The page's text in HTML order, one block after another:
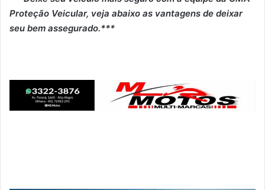
Proteção Veicular, veja abaixo as vantagens de deixar
seu bem assegurado.***